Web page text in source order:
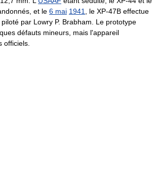
et le 6 mai 1941
, le XP-47B effectue
par Lowry P. Brabham. Le prototype
défauts mineurs, mais l'appareil
officiels.